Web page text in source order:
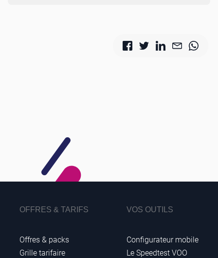
OFFRES & TARIFS
Offres & packs
Grille tarifaire
VOS OUTILS
Configurateur mobile
Le Speedtest VOO